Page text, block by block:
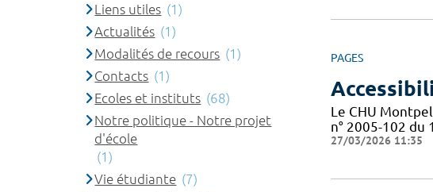
PAGES
Le CHU
n° 2005-102
27/03/2026 11:35
Liens utiles (1)
Actualités (1)
Modalités de recours (1)
Contacts (1)
Ecoles et instituts (68)
Notre politique - Notre projet
d'école
(1)
Vie étudiante (7)